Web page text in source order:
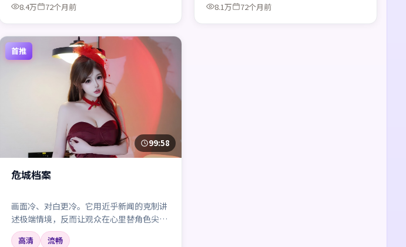
8.4万 72个月前 8.1万 72个月前
首推
99:58
危城档案
画面冷、对白更冷。它用近乎新闻的克制讲
述极端情境，反而让观众在心里替角色尖
叫。
高清
流畅